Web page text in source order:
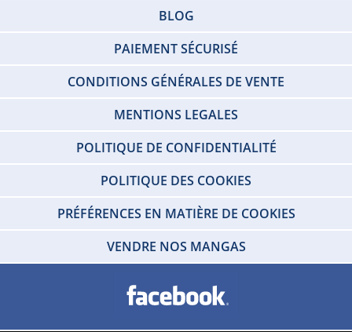
BLOG
PAIEMENT SÉCURISÉ
CONDITIONS GÉNÉRALES DE VENTE
MENTIONS LEGALES
POLITIQUE DE CONFIDENTIALITÉ
POLITIQUE DES COOKIES
PRÉFÉRENCES EN MATIÈRE DE COOKIES
VENDRE NOS MANGAS